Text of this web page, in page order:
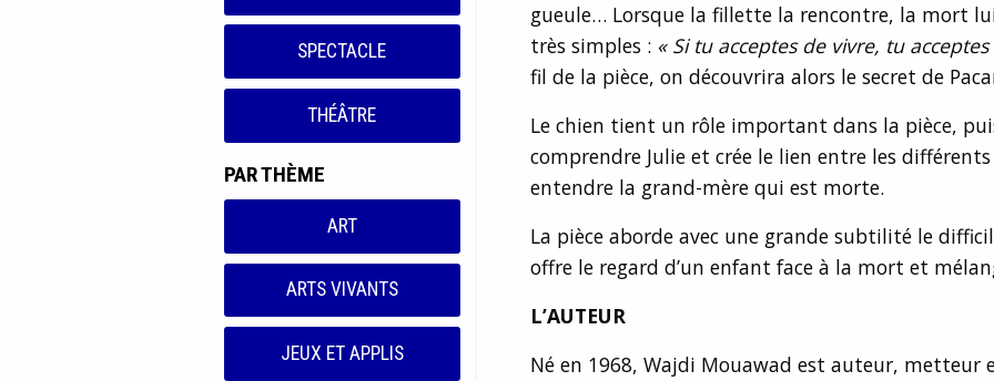
SPECTACLE
THÉÂTRE
PAR THÈME
ART
ARTS VIVANTS
JEUX ET APPLIS
gueule… Lorsque la fillette la rencontre, la mort
très simples : « Si tu acceptes de vivre, tu
fil de la pièce, on découvrira alors le secret de
Le chien tient un rôle important dans la pièce,
comprendre Julie et crée le lien entre les
entendre la grand-mère qui est morte.
La pièce aborde avec une grande subtilité le
offre le regard d’un enfant face à la mort et
L’AUTEUR
Né en 1968, Wajdi Mouawad est auteur, metteur